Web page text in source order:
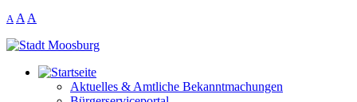
A A A
Aktuelles & Amtliche Bekanntmachungen